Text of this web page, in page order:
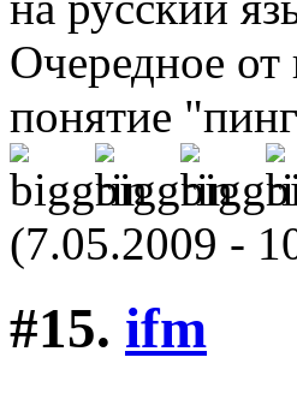
Очередное
понятие
(7.05.2009 -
#15. ifm